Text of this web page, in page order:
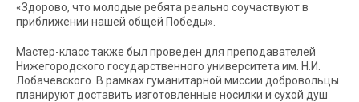
«Здорово, что молодые ребята реально соучаствуют в
приближении нашей общей Победы».
Мастер-класс также был проведен для преподавателей
Нижегородского государственного университета им. Н.И.
Лобачевского. В рамках гуманитарной миссии добровольцы
планируют доставить изготовленные носилки и сухой душ